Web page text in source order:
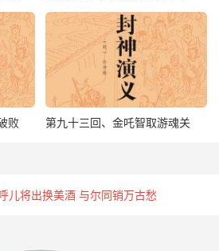
池县，军士见打死了主母，俱伏地
死，候元帅来安民。”哪吒复谓雷震
上拒住，吾还去接应师叔与武王，
：“道兄不可迟疑，当速行为是。”
後面大呼曰：“张奎！你渑池已失，
败 第九十三回、金吒智取游魂关
儿将出换美酒 与尔同销万古愁